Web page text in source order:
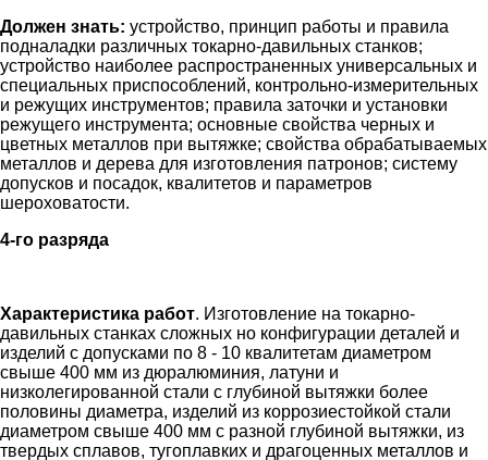
Должен знать: устройство, принцип работы и правила
подналадки различных токарно-давильных станков;
устройство наиболее распространенных универсальных и
специальных приспособлений, контрольно-измерительных
и режущих инструментов; правила заточки и установки
режущего инструмента; основные свойства черных и
цветных металлов при вытяжке; свойства обрабатываемых
металлов и дерева для изготовления патронов; систему
допусков и посадок, квалитетов и параметров
шероховатости.
4-го разряда
Характеристика работ. Изготовление на токарно-
давильных станках сложных но конфигурации деталей и
изделий с допусками по 8 - 10 квалитетам диаметром
свыше 400 мм из дюралюминия, латуни и
низколегированной стали с глубиной вытяжки более
половины диаметра, изделий из коррозиестойкой стали
диаметром свыше 400 мм с разной глубиной вытяжки, из
твердых сплавов, тугоплавких и драгоценных металлов и